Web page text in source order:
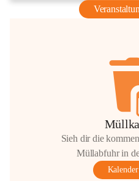
Sieh dir die
Müllabfuhr in
Kalender